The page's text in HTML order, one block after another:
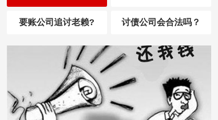
要账公司追讨老赖? 讨债公司会合法吗？